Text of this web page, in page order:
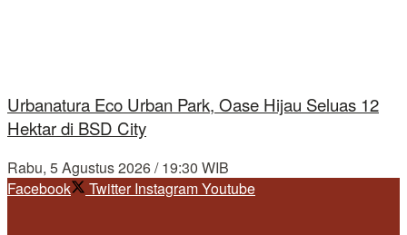
Urbanatura Eco Urban Park, Oase Hijau Seluas 12
Hektar di BSD City
Rabu, 5 Agustus 2026 / 19:30 WIB
Facebook
Twitter InstagramYoutube